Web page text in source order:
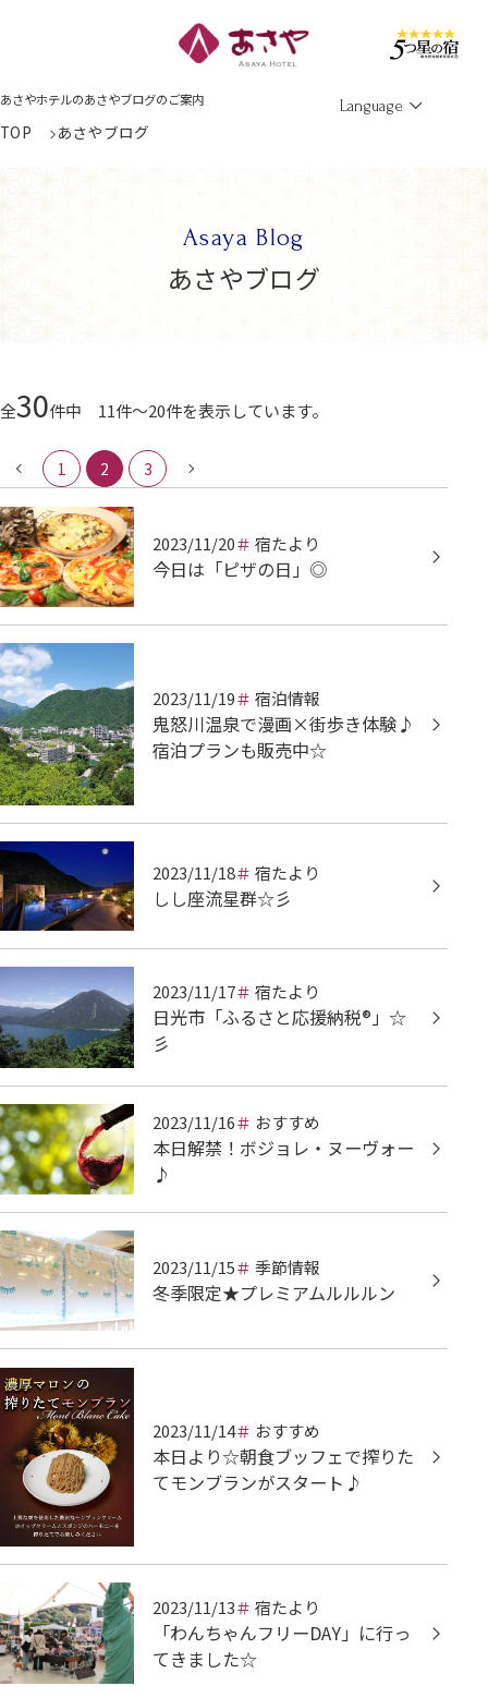
あさやホテルのあさやブログのご案内 Language
TOP あさやブログ
Asaya Blog
あさやブログ
全30件中 11件～20件を表示しています。
1 2 3
2023/11/20 宿たより
今日は「ピザの日」◎
2023/11/19 宿泊情報
鬼怒川温泉で漫画×街歩き体験♪
宿泊プランも販売中☆
2023/11/18 宿たより
しし座流星群☆彡
2023/11/17 宿たより
日光市「ふるさと応援納税®」☆
彡
2023/11/16 おすすめ
本日解禁！ボジョレ・ヌーヴォー
♪
2023/11/15 季節情報
冬季限定★プレミアムルルルン
2023/11/14 おすすめ
本日より☆朝食ブッフェで搾りた
てモンブランがスタート♪
2023/11/13 宿たより
「わんちゃんフリーDAY」に行っ
てきました☆